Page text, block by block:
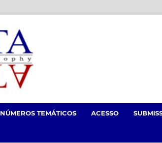
NÚMEROS TEMÁTICOS ACESSO